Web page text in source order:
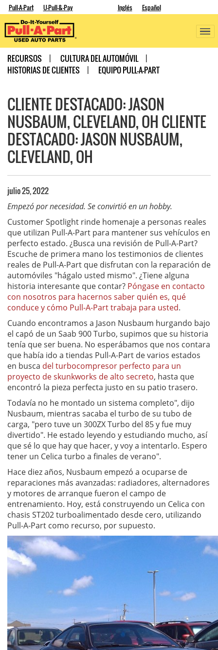
Pull-A-Part U-Pull-&-Pay Inglés Español
RECURSOS
CULTURA DEL AUTOMÓVIL
HISTORIAS DE CLIENTES
EQUIPO PULL-A-PART
CLIENTE DESTACADO: JASON
NUSBAUM, CLEVELAND, OH CLIENTE
DESTACADO: JASON NUSBAUM,
CLEVELAND, OH
julio 25, 2022
Empezó por necesidad. Se convirtió en un hobby.
Customer Spotlight rinde homenaje a personas reales
que utilizan Pull-A-Part para mantener sus vehículos en
perfecto estado. ¿Busca una revisión de Pull-A-Part?
Escuche de primera mano los testimonios de clientes
reales de Pull-A-Part que disfrutan con la reparación de
automóviles "hágalo usted mismo". ¿Tiene alguna
historia interesante que contar? Póngase en contacto
con nosotros para hacernos saber quién es, qué
conduce y cómo Pull-A-Part trabaja para usted.
Cuando encontramos a Jason Nusbaum hurgando bajo
el capó de un Saab 900 Turbo, supimos que su historia
tenía que ser buena. No esperábamos que nos contara
que había ido a tiendas Pull-A-Part de varios estados
en busca del turbocompresor perfecto para un
proyecto de skunkworks de alto secreto, hasta que
encontró la pieza perfecta justo en su patio trasero.
Todavía no he montado un sistema completo", dijo
Nusbaum, mientras sacaba el turbo de su tubo de
carga, "pero tuve un 300ZX Turbo del 85 y fue muy
divertido". He estado leyendo y estudiando mucho, así
que sé lo que hay que hacer, y voy a intentarlo. Espero
tener un Celica turbo a finales de verano".
Hace diez años, Nusbaum empezó a ocuparse de
reparaciones más avanzadas: radiadores, alternadores
y motores de arranque fueron el campo de
entrenamiento. Hoy, está construyendo un Celica con
chasis ST202 turboalimentado desde cero, utilizando
Pull-A-Part como recurso, por supuesto.